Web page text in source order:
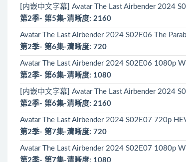
[内嵌中文字幕] Avatar The Last Airbender 2024
第2季- 第5集-清晰度: 2160
Avatar The Last Airbender 2024 S02E06 The
第2季- 第6集-清晰度: 720
Avatar The Last Airbender 2024 S02E06 1080p
第2季- 第6集-清晰度: 1080
[内嵌中文字幕] Avatar The Last Airbender 2024
第2季- 第6集-清晰度: 2160
Avatar The Last Airbender 2024 S02E07 720p
第2季- 第7集-清晰度: 720
Avatar The Last Airbender 2024 S02E07 1080p
第2季- 第7集-清晰度: 1080